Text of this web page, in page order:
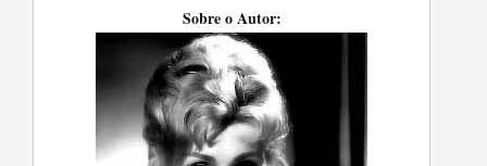
Sobre o Autor: